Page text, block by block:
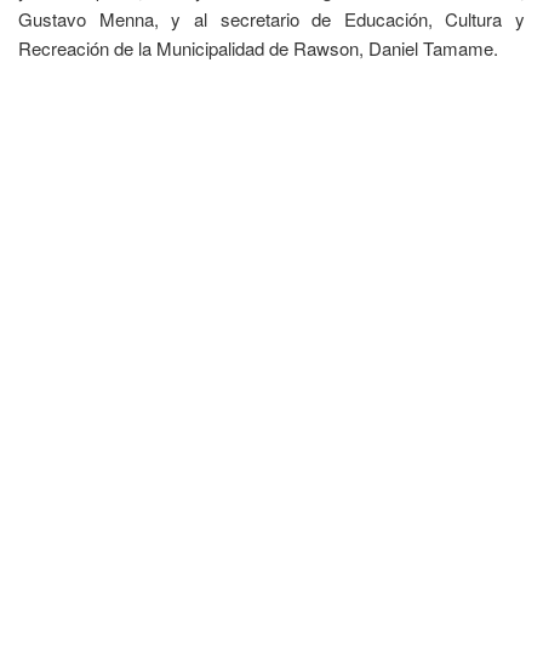
Gustavo Menna, y al secretario de Educación, Cultura y
Recreación de la Municipalidad de Rawson, Daniel Tamame.